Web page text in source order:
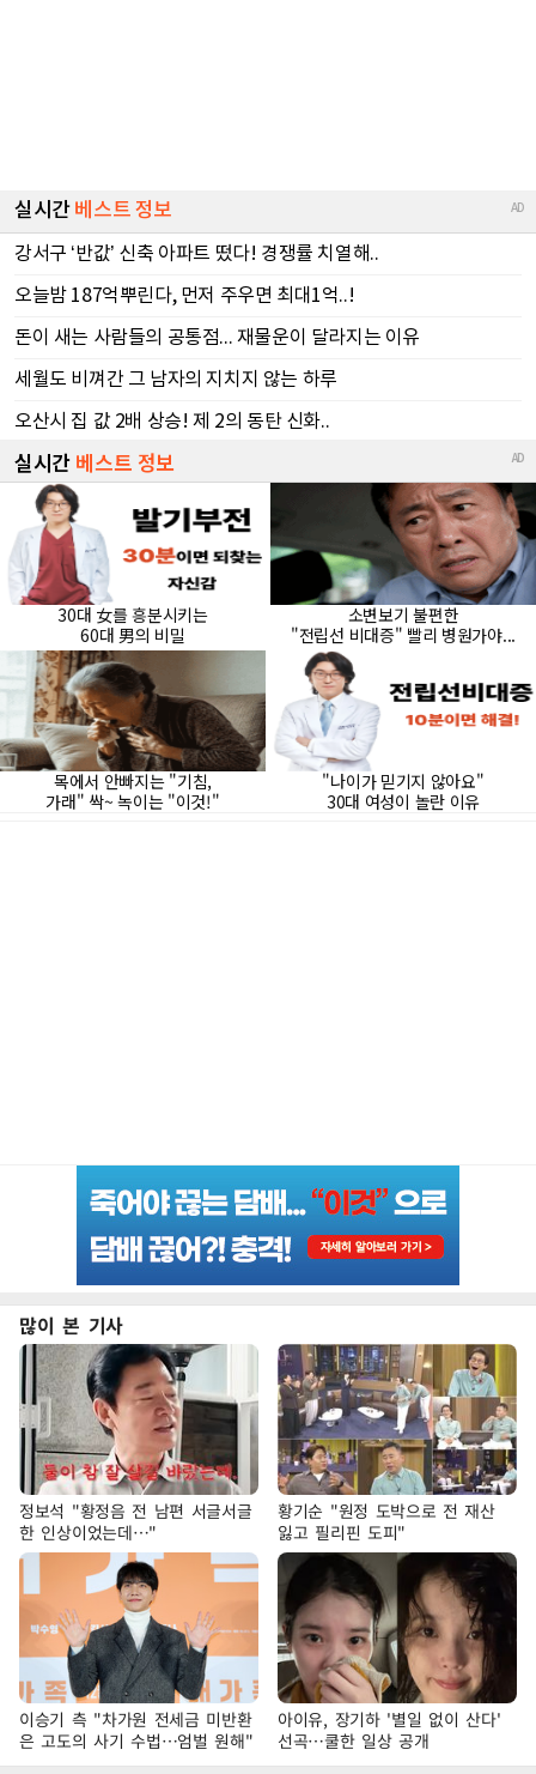
많이 본 기사
정보석 "황정음 전 남편 서글서글
한 인상이었는데…"
황기순 "원정 도박으로 전 재산
잃고 필리핀 도피"
이승기 측 "차가원 전세금 미반환
은 고도의 사기 수법…엄벌 원해"
아이유, 장기하 '별일 없이 산다'
선곡…쿨한 일상 공개